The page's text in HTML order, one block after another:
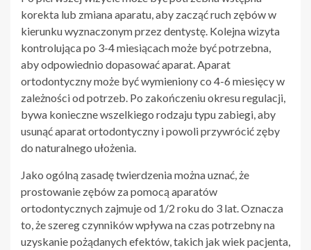
korekta lub zmiana aparatu, aby zacząć ruch zębów w
kierunku wyznaczonym przez dentystę. Kolejna wizyta
kontrolująca po 3-4 miesiącach może być potrzebna,
aby odpowiednio dopasować aparat. Aparat
ortodontyczny może być wymieniony co 4-6 miesięcy w
zależności od potrzeb. Po zakończeniu okresu regulacji,
bywa konieczne wszelkiego rodzaju typu zabiegi, aby
usunąć aparat ortodontyczny i powoli przywrócić zęby
do naturalnego ułożenia.
Jako ogólną zasadę twierdzenia można uznać, że
prostowanie zębów za pomocą aparatów
ortodontycznych zajmuje od 1/2 roku do 3 lat. Oznacza
to, że szereg czynników wpływa na czas potrzebny na
uzyskanie pożądanych efektów, takich jak wiek pacjenta,